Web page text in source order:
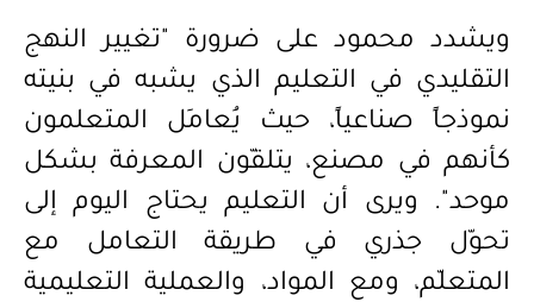
ويشدد محمود على ضرورة "تغيير النهج
التقليدي في التعليم الذي يشبه في بنيته
نموذجاً صناعياً، حيث يُعامَل المتعلمون
كأنهم في مصنع، يتلقّون المعرفة بشكل
موحد". ويرى أن التعليم يحتاج اليوم إلى
تحوّل جذري في طريقة التعامل مع
المتعلّم، ومع المواد، والعملية التعليمية